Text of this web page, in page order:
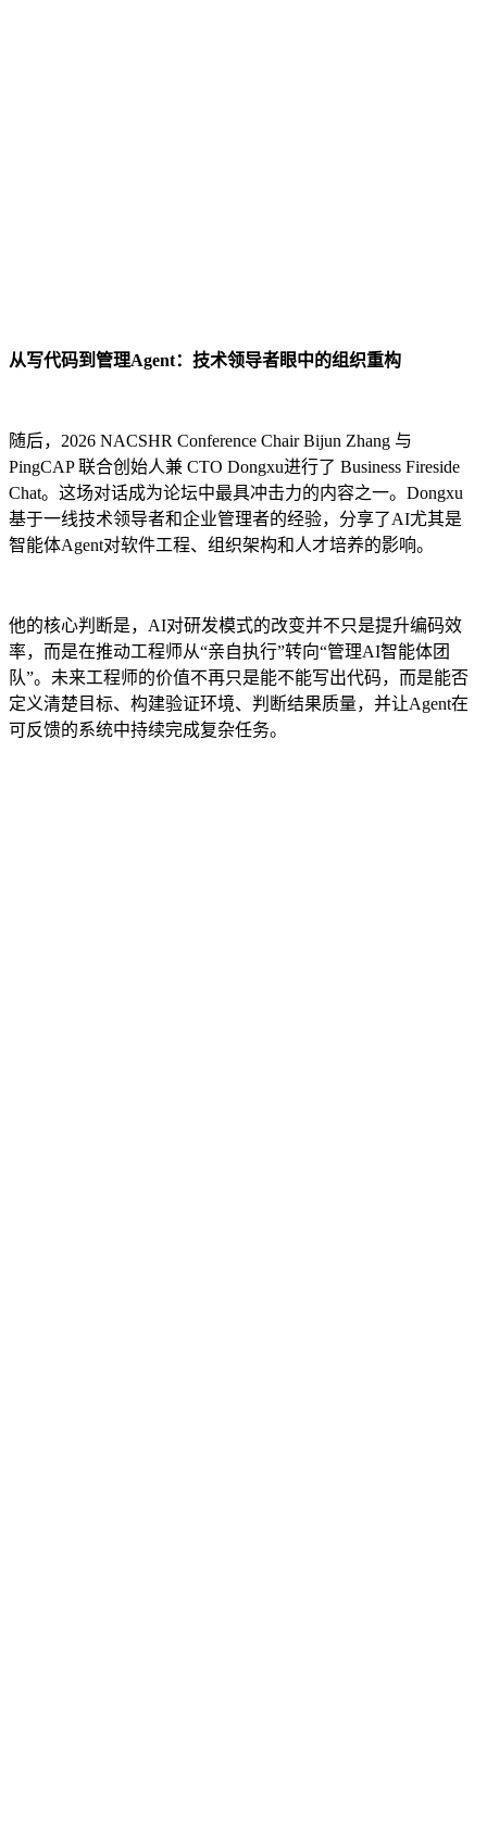
从写代码到管理Agent：技术领导者眼中的组织重构
随后，2026 NACSHR Conference Chair Bijun Zhang 与
PingCAP 联合创始人兼 CTO Dongxu进行了 Business Fireside
Chat。这场对话成为论坛中最具冲击力的内容之一。Dongxu
基于一线技术领导者和企业管理者的经验，分享了AI尤其是
智能体Agent对软件工程、组织架构和人才培养的影响。
他的核心判断是，AI对研发模式的改变并不只是提升编码效
率，而是在推动工程师从“亲自执行”转向“管理AI智能体团
队”。未来工程师的价值不再只是能不能写出代码，而是能否
定义清楚目标、构建验证环境、判断结果质量，并让Agent在
可反馈的系统中持续完成复杂任务。